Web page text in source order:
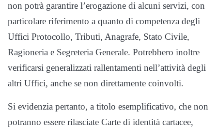
non potrà garantire l’erogazione di alcuni servizi, con
particolare riferimento a quanto di competenza degli
Uffici Protocollo, Tributi, Anagrafe, Stato Civile,
Ragioneria e Segreteria Generale. Potrebbero inoltre
verificarsi generalizzati rallentamenti nell’attività degli
altri Uffici, anche se non direttamente coinvolti.
Si evidenzia pertanto, a titolo esemplificativo, che non
potranno essere rilasciate Carte di identità cartacee,